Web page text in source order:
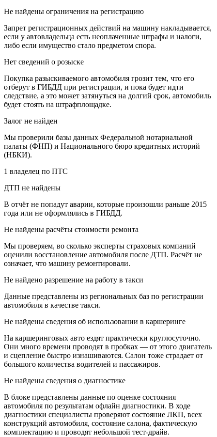
Не найдены ограничения на регистрацию
Запрет регистрационных действий на машину накладывается,
если у автовладельца есть неоплаченные штрафы и налоги,
либо если имущество стало предметом спора.
Нет сведений о розыске
Покупка разыскиваемого автомобиля грозит тем, что его
отберут в ГИБДД при регистрации, и пока будет идти
следствие, а это может затянуться на долгий срок, автомобиль
будет стоять на штрафплощадке.
Залог не найден
Мы проверили базы данных Федеральной нотариальной
палаты (ФНП) и Национального бюро кредитных историй
(НБКИ).
1 владелец по ПТС
ДТП не найдены
В отчёт не попадут аварии, которые произошли раньше 2015
года или не оформлялись в ГИБДД.
Не найдены расчёты стоимости ремонта
Мы проверяем, во сколько эксперты страховых компаний
оценили восстановление автомобиля после ДТП. Расчёт не
означает, что машину ремонтировали.
Не найдено разрешение на работу в такси
Данные представлены из региональных баз по регистрации
автомобиля в качестве такси.
Не найдены сведения об использовании в каршеринге
На каршеринговых авто ездят практически круглосуточно.
Они много времени проводят в пробках — от этого двигатель
и сцепление быстро изнашиваются. Салон тоже страдает от
большого количества водителей и пассажиров.
Не найдены сведения о диагностике
В блоке представлены данные по оценке состояния
автомобиля по результатам офлайн диагностики. В ходе
диагностики специалисты проверяют состояние ЛКП, всех
конструкций автомобиля, состояние салона, фактическую
комплектацию и проводят небольшой тест-драйв.